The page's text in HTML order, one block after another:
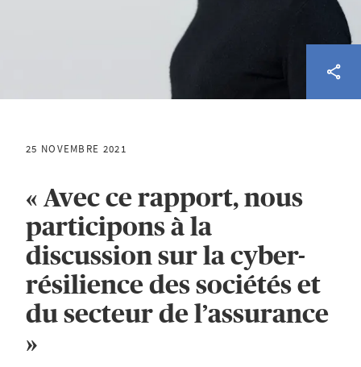
25 NOVEMBRE 2021
« Avec ce rapport, nous
participons à la
discussion sur la cyber-
résilience des sociétés et
du secteur de l’assurance
»